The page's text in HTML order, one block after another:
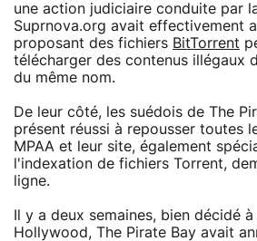
une action judiciaire conduite par
Suprnova.org avait effectivement
proposant des fichiers BitTorrent
télécharger des contenus illégaux
du même nom.
De leur côté, les suédois de The
présent réussi à repousser toutes
MPAA et leur site, également
l'indexation de fichiers Torrent,
ligne.
Il y a deux semaines, bien décidé
Hollywood, The Pirate Bay avait